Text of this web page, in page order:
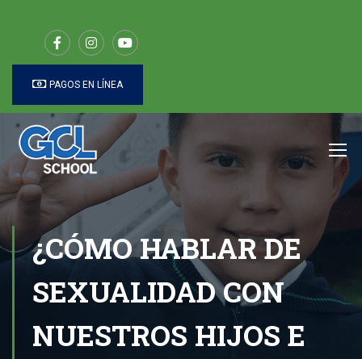
PAGOS EN LÍNEA
¿CÓMO HABLAR DE
SEXUALIDAD CON
NUESTROS HIJOS E